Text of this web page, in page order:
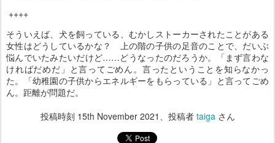
++++
そういえば、犬を飼っている、むかしストーカーされたことがある
女性はどうしているかな？ 上の階の子供の足音のことで、だいぶ
悩んでいたみたいだけど……どうなったのだろうか。「まず言わな
ければだめだ」と言ってごめん。言ったということを知らなかっ
た。「幼稚園の子供からエネルギーをもらっている」と言ってごめ
ん。距離が問題だ。
投稿時刻 15th November 2021 、投稿者 taigaさん